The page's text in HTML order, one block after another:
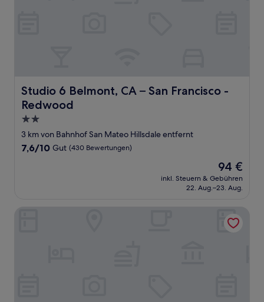
Studio 6 Belmont, CA – San Francisco -
Redwood
Studio 6 Belmont, CA – San Francisco - Redwood
2.0-
Sterne-
Unterkunft
3 km von Bahnhof San Mateo Hillsdale entfernt
7.6
7,6/10 Gut (430 Bewertungen)
Der
Preis
beträgt
94 €
inkl. Steuern & Gebühren
22. Aug.–23. Aug.
Hampton Inn & Suites San Mateo-San Francisco Airport